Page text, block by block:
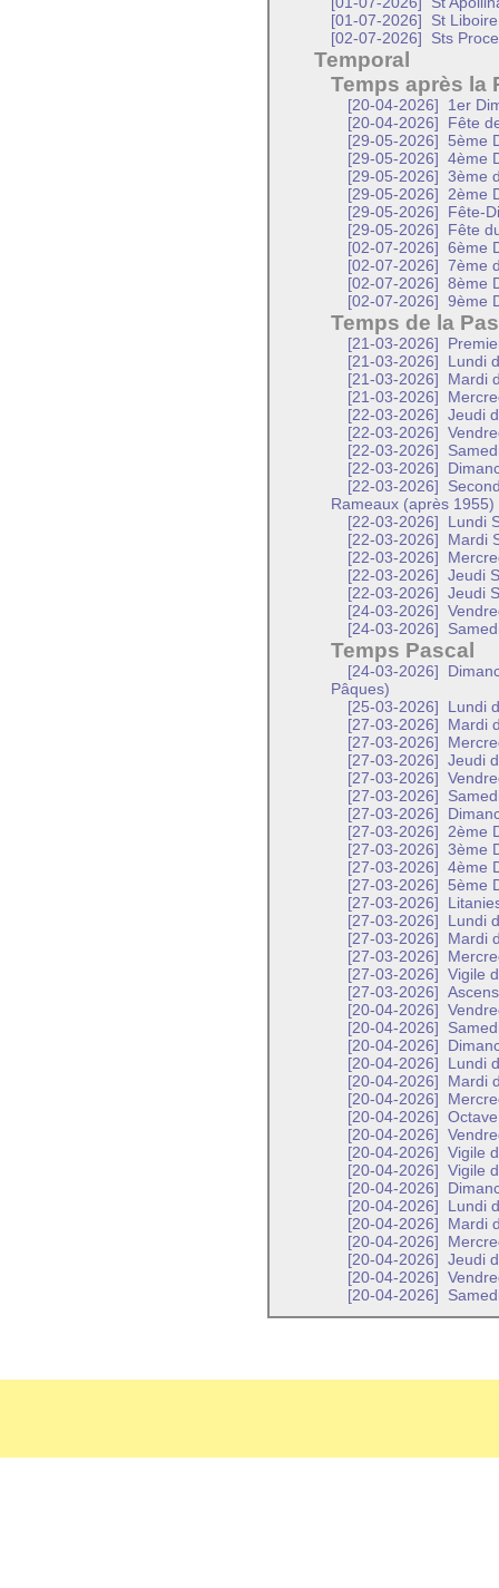
[01-07-2026]
St
[02-07-2026]
Sts
Temporal
Temps après la
[20-04-2026]
1er
[20-04-2026]
Fête
[29-05-2026]
5ème
[29-05-2026]
4ème
[29-05-2026]
3ème
[29-05-2026]
2ème
[29-05-2026]
Fête-
[29-05-2026]
Fête
[02-07-2026]
6ème
[02-07-2026]
7ème
[02-07-2026]
8ème
[02-07-2026]
9ème
Temps de la
[21-03-2026]
[21-03-2026]
Lundi
[21-03-2026]
Mardi
[21-03-2026]
[22-03-2026]
Jeudi
[22-03-2026]
[22-03-2026]
[22-03-2026]
[22-03-2026]
Rameaux (après 1955)
[22-03-2026]
Lundi
[22-03-2026]
Mardi
[22-03-2026]
[22-03-2026]
Jeudi
[22-03-2026]
Jeudi
[24-03-2026]
[24-03-2026]
Temps Pascal
[24-03-2026]
Pâques)
[25-03-2026]
Lundi
[27-03-2026]
Mardi
[27-03-2026]
[27-03-2026]
Jeudi
[27-03-2026]
[27-03-2026]
[27-03-2026]
[27-03-2026]
2ème
[27-03-2026]
3ème
[27-03-2026]
4ème
[27-03-2026]
5ème
[27-03-2026]
[27-03-2026]
Lundi
[27-03-2026]
Mardi
[27-03-2026]
[27-03-2026]
Vigile
[27-03-2026]
[20-04-2026]
[20-04-2026]
[20-04-2026]
[20-04-2026]
Lundi
[20-04-2026]
Mardi
[20-04-2026]
[20-04-2026]
[20-04-2026]
[20-04-2026]
Vigile
[20-04-2026]
Vigile
[20-04-2026]
[20-04-2026]
Lundi
[20-04-2026]
Mardi
[20-04-2026]
[20-04-2026]
Jeudi
[20-04-2026]
[20-04-2026]